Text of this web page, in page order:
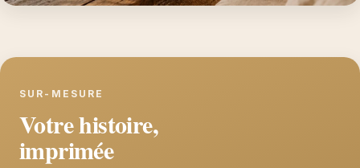
SUR-MESURE
Votre histoire,
imprimée